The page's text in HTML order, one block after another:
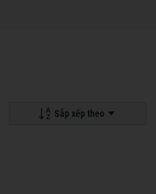
Sắp xếp theo